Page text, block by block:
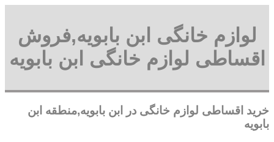
لوازم خانگی ابن بابویه,فروش
اقساطی لوازم خانگی ابن بابویه
خرید اقساطی لوازم خانگی در ابن بابویه,منطقه ابن
بابویه